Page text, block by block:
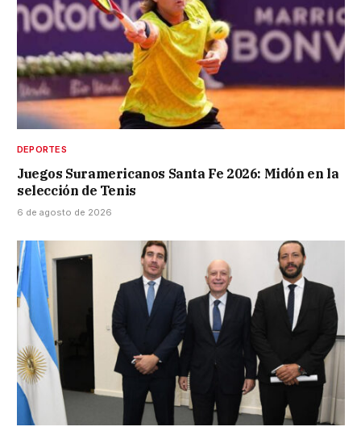
DEPORTES
Juegos Suramericanos Santa Fe 2026: Midón en la
selección de Tenis
6 de agosto de 2026